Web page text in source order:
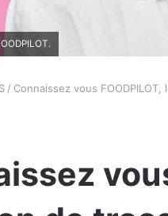
/ Connaissez vous